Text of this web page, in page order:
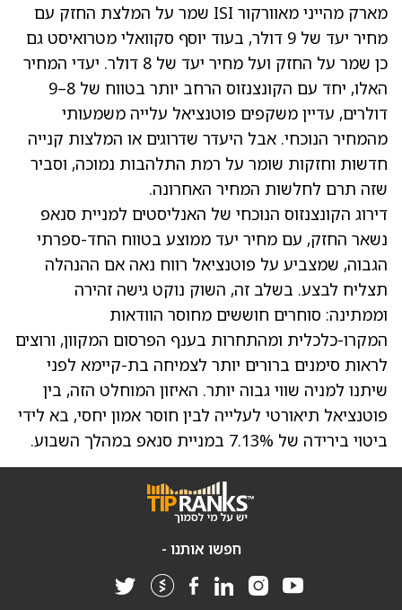
מארק מהייני מאוורקור ISI שמר על המלצת החזק עם
מחיר יעד של 9 דולר, בעוד יוסף סקוואלי מטרואיסט גם
כן שמר על החזק ועל מחיר יעד של 8 דולר. יעדי המחיר
האלו, יחד עם הקונצנזוס הרחב יותר בטווח של 8–9
דולרים, עדיין משקפים פוטנציאל עלייה משמעותי
מהמחיר הנוכחי. אבל היעדר שדרוגים או המלצות קנייה
חדשות וחזקות שומר על רמת התלהבות נמוכה, וסביר
שזה תרם לחלשות המחיר האחרונה.
דירוג הקונצנזוס הנוכחי של האנליסטים למניית סנאפ
נשאר החזק, עם מחיר יעד ממוצע בטווח החד-ספרתי
הגבוה, שמצביע על פוטנציאל רווח נאה אם ההנהלה
תצליח לבצע. בשלב זה, השוק נוקט גישה זהירה
וממתינה: סוחרים חוששים מחוסר הוודאות
המקרו-כלכלית ומהתחרות בענף הפרסום המקוון, ורוצים
לראות סימנים ברורים יותר לצמיחה בת-קיימא לפני
שיתנו למניה שווי גבוה יותר. האיזון המוחלט הזה, בין
פוטנציאל תיאורטי לעלייה לבין חוסר אמון יחסי, בא לידי
ביטוי בירידה של 7.13% במניית סנאפ במהלך השבוע.
חפשו אותנו -